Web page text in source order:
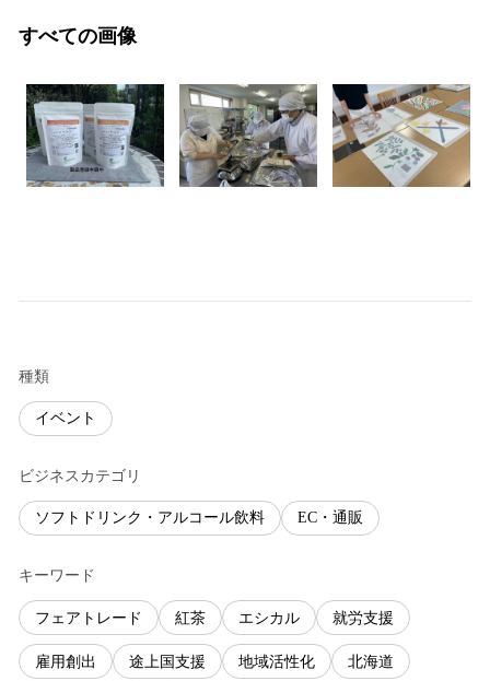
すべての画像
種類
イベント
ビジネスカテゴリ
ソフトドリンク・アルコール飲料 EC・通販
キーワード
フェアトレード 紅茶 エシカル 就労支援
雇用創出 途上国支援 地域活性化 北海道